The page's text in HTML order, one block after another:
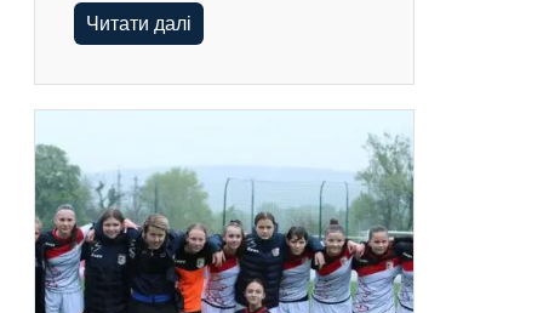
Читати далі